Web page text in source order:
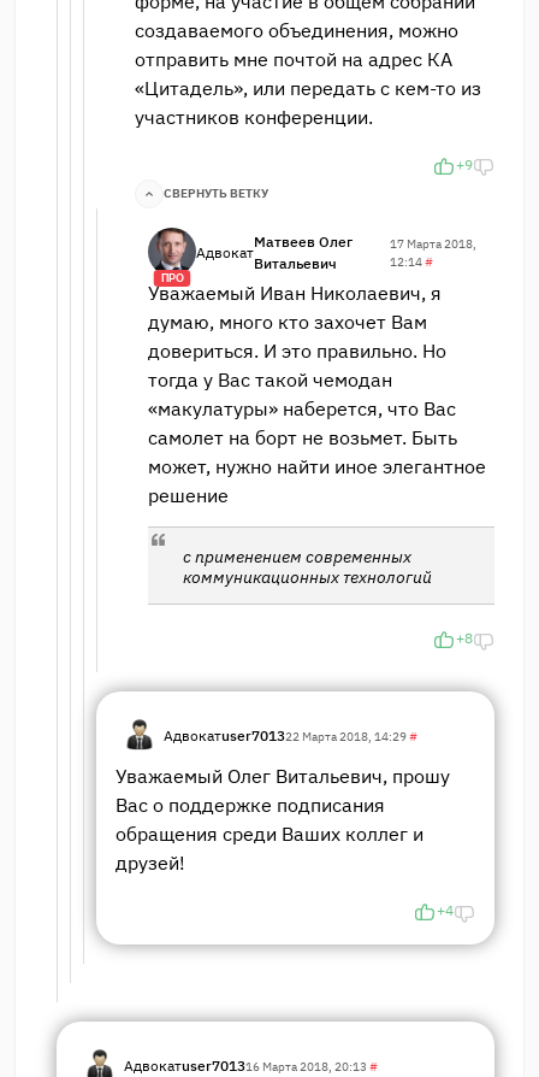
создаваемого объединения, можно
отправить мне почтой на адрес КА
«Цитадель», или передать с кем-то из
участников конференции.
+9
СВЕРНУТЬ ВЕТКУ
ПРО
Адвокат
Матвеев Олег
Витальевич
17 Марта 2018,
12:14#
Уважаемый Иван Николаевич, я
думаю, много кто захочет Вам
довериться. И это правильно. Но
тогда у Вас такой чемодан
«макулатуры» наберется, что Вас
самолет на борт не возьмет. Быть
может, нужно найти иное элегантное
решение
с применением современных
коммуникационных технологий
+8
Адвокатuser701322 Марта 2018, 14:29#
Уважаемый Олег Витальевич, прошу
Вас о поддержке подписания
обращения среди Ваших коллег и
друзей!
+4
Адвокатuser701316 Марта 2018, 20:13 #